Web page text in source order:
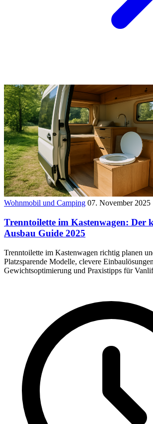
Wohnmobil und Camping 07. November 2025
Trenntoilette im Kastenwagen: Der
Ausbau Guide 2025
Trenntoilette im Kastenwagen richtig planen
Platzsparende Modelle, clevere
Gewichtsoptimierung und Praxistipps für